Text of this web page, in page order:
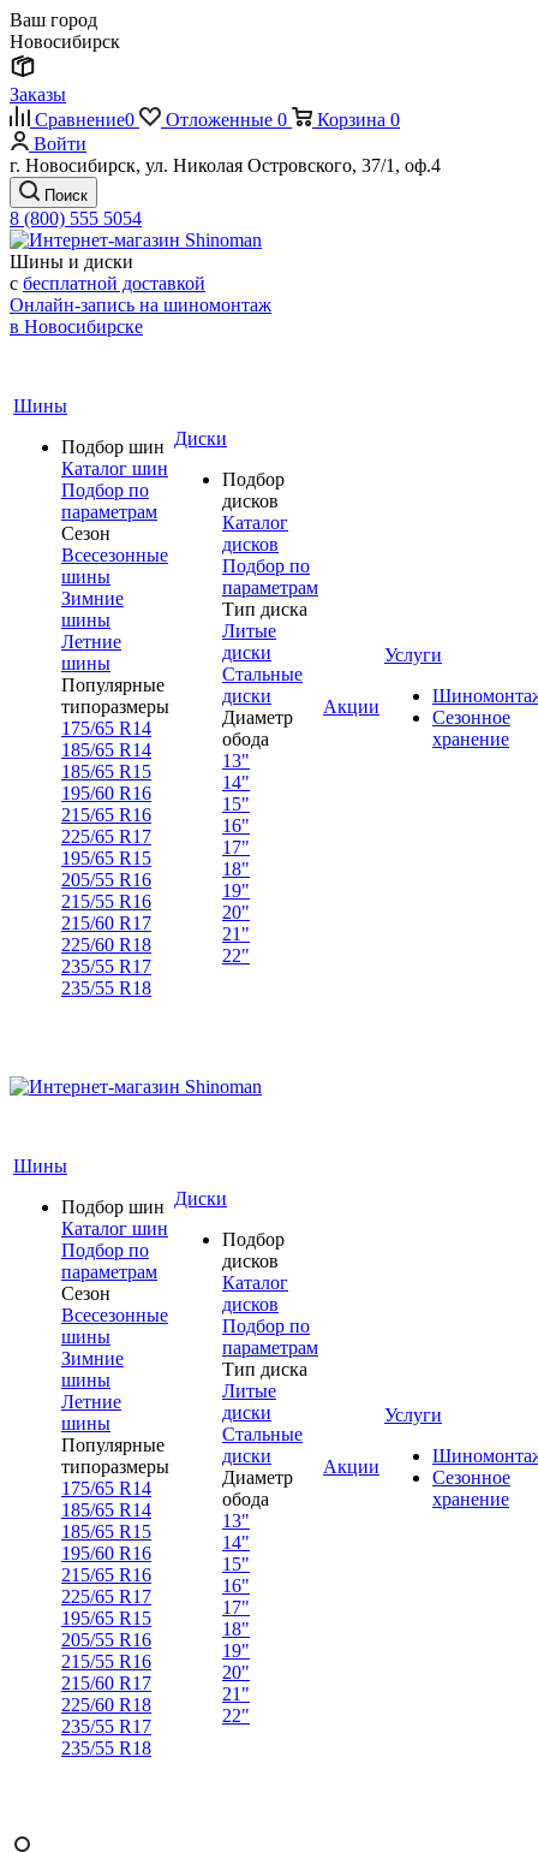
Ваш город
Новосибирск
Заказы
Сравнение0 Отложенные 0 Корзина 0
Войти
г. Новосибирск, ул. Николая Островского, 37/1, оф.4
Поиск
8 (800) 555 5054
Шины и диски
с бесплатной доставкой
Онлайн-запись на шиномонтаж
в Новосибирске
Шины
Подбор шин
Каталог шин
Подбор по
параметрам
Сезон
Всесезонные
шины
Зимние
шины
Летние
шины
Популярные
типоразмеры
175/65 R14
185/65 R14
185/65 R15
195/60 R16
215/65 R16
225/65 R17
195/65 R15
205/55 R16
215/55 R16
215/60 R17
225/60 R18
235/55 R17
235/55 R18
Диски
Подбор
дисков
Каталог
дисков
Подбор по
параметрам
Тип диска
Литые
диски
Стальные
диски
Диаметр
обода
13"
14"
15"
16"
17"
18"
19"
20"
21"
22"
Акции
Услуги
Сезонное
хранение
Шины
Подбор шин
Каталог шин
Подбор по
параметрам
Сезон
Всесезонные
шины
Зимние
шины
Летние
шины
Популярные
типоразмеры
175/65 R14
185/65 R14
185/65 R15
195/60 R16
215/65 R16
225/65 R17
195/65 R15
205/55 R16
215/55 R16
215/60 R17
225/60 R18
235/55 R17
235/55 R18
Диски
Подбор
дисков
Каталог
дисков
Подбор по
параметрам
Тип диска
Литые
диски
Стальные
диски
Диаметр
обода
13"
14"
15"
16"
17"
18"
19"
20"
21"
22"
Акции
Услуги
Сезонное
хранение